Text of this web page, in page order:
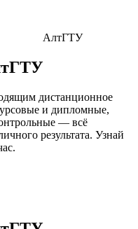
АлтГТУ
дистанционное
и дипломные,
— всё
результата. Узнай